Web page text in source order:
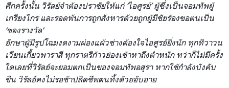
ศึกครั้งนั้น วิรัลย์จำต้องปราชัยให้แก่ ‘ไอศูรย์’ ผู้ซึ่งเป็นจอมทัพผู้
เกรียงไกร และรอดพ้นการถูกสังหารด้วยถูกผู้มีชัยร้องขอตนเป็น
‘ของรางวัล’
ยักษาผู้มีรูปโฉมงดงามผ่องแผ้วช่างต้องใจไอศูรย์ยิ่งนัก ทุกทิวาวน
เวียนเกี้ยวพาราสีทุกราตรีก้าวย่องเข้าหาถึงตำหนัก ทว่าก็ไม่มีครั้ง
ใดเลยที่วิรัลย์จะยอมตกเป็นของจอมทัพอสุรา หากใช้กำลังบังคับ
ขืน วิรัลย์คงไม่รอช้าปลิดชีพตนทิ้งด้วยอับอาย